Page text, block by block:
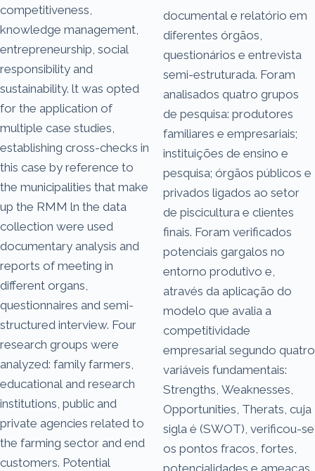
competitiveness,
knowledge management,
entrepreneurship, social
responsibility and
sustainability. lt was opted
for the application of
multiple case studies,
establishing cross-checks in
this case by reference to
the municipalities that make
up the RMM ln the data
collection were used
documentary analysis and
reports of meeting in
different organs,
questionnaires and semi-
structured interview. Four
research groups were
analyzed: family farmers,
educational and research
institutions, public and
private agencies related to
the farming sector and end
customers. Potential
documental e relatório em
diferentes órgãos,
questionários e entrevista
semi-estruturada. Foram
analisados quatro grupos
de pesquisa: produtores
familiares e empresariais;
instituições de ensino e
pesquisa; órgãos públicos e
privados ligados ao setor
de piscicultura e clientes
finais. Foram verificados
potenciais gargalos no
entorno produtivo e,
através da aplicação do
modelo que avalia a
competitividade
empresarial segundo quatro
variáveis fundamentais:
Strengths, Weaknesses,
Opportunities, Therats, cuja
sigla é (SWOT), verificou-se
os pontos fracos, fortes,
potencialidades e ameaças